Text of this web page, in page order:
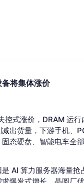
将集体涨价
式涨价，DRAM 运
出货量，下游手机、
态硬盘、智能电车全
AI 算力服务器海量